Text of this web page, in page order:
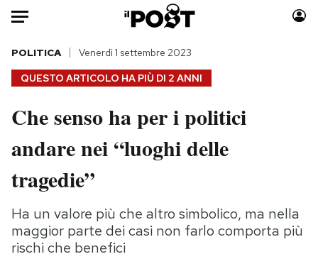
Auto
HOME
Italia
Politica
Tecnologia
Scienza
Cultura
Moda
Consumismi
Media
QUESTO ARTICOLO HA PIÙ DI 2 ANNI
POLITICA Venerdì 1 settembre 2023
Che senso ha per i politici
andare nei “luoghi delle
tragedie”
Ha un valore più che altro simbolico, ma nella
maggior parte dei casi non farlo comporta più
rischi che benefici